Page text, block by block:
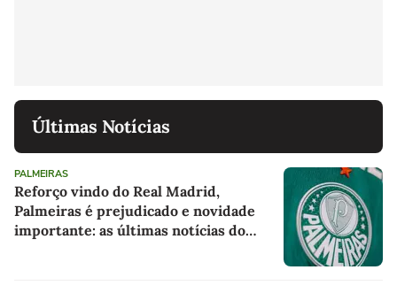
Últimas Notícias
PALMEIRAS
Reforço vindo do Real Madrid,
Palmeiras é prejudicado e novidade
importante: as últimas notícias do